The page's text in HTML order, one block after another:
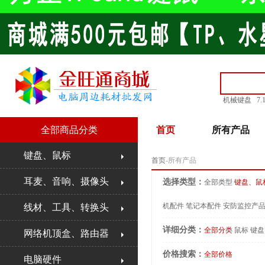
机械键盘
首页 所有产品
全部商品分类
键盘、鼠标
耳麦、音响、摄像头
线材、工具、转换头
网络机顶盒、路由器
电脑硬件
首页-所有产品
选择类型： 全部类型 键盘、鼠
机配件 笔记本配件 安防监控产品
详细分类： 全部分类 鼠标 键盘
价格搜索： 全部价格